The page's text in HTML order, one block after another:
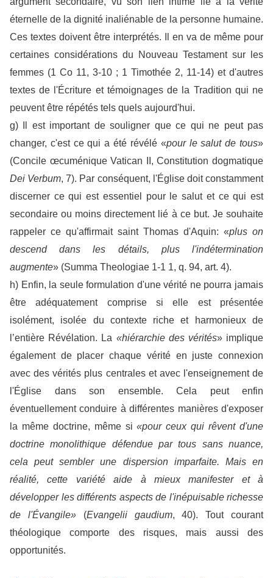
éternelle de la dignité inaliénable de la personne humaine.
Ces textes doivent être interprétés. Il en va de même pour
certaines considérations du Nouveau Testament sur les
femmes (1 Co 11, 3-10 ; 1 Timothée 2, 11-14) et d'autres
textes de l'Écriture et témoignages de la Tradition qui ne
peuvent être répétés tels quels aujourd'hui.
g) Il est important de souligner que ce qui ne peut pas
changer, c'est ce qui a été révélé «pour le salut de tous»
(Concile œcuménique Vatican II, Constitution dogmatique
Dei Verbum, 7). Par conséquent, l'Église doit constamment
discerner ce qui est essentiel pour le salut et ce qui est
secondaire ou moins directement lié à ce but. Je souhaite
rappeler ce qu'affirmait saint Thomas d'Aquin: «plus on
descend dans les détails, plus l'indétermination
augmente» (Summa Theologiae 1-1 1, q. 94, art. 4).
h) Enfin, la seule formulation d'une vérité ne pourra jamais
être adéquatement comprise si elle est présentée
isolément, isolée du contexte riche et harmonieux de
l’entière Révélation. La «hiérarchie des vérités» implique
également de placer chaque vérité en juste connexion
avec des vérités plus centrales et avec l'enseignement de
l'Église dans son ensemble. Cela peut enfin
éventuellement conduire à différentes manières d'exposer
la même doctrine, même si«pour ceux qui rêvent d'une
doctrine monolithique défendue par tous sans nuance,
cela peut sembler une dispersion imparfaite. Mais en
réalité, cette variété aide à mieux manifester et à
développer les différents aspects de l'inépuisable richesse
de l'Évangile» (Evangelii gaudium, 40). Tout courant
théologique comporte des risques, mais aussi des
opportunités.